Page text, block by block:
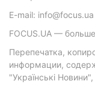
E-mail: info@focus.ua
FOCUS.UA —
Перепечатка,
информации,
"Українські